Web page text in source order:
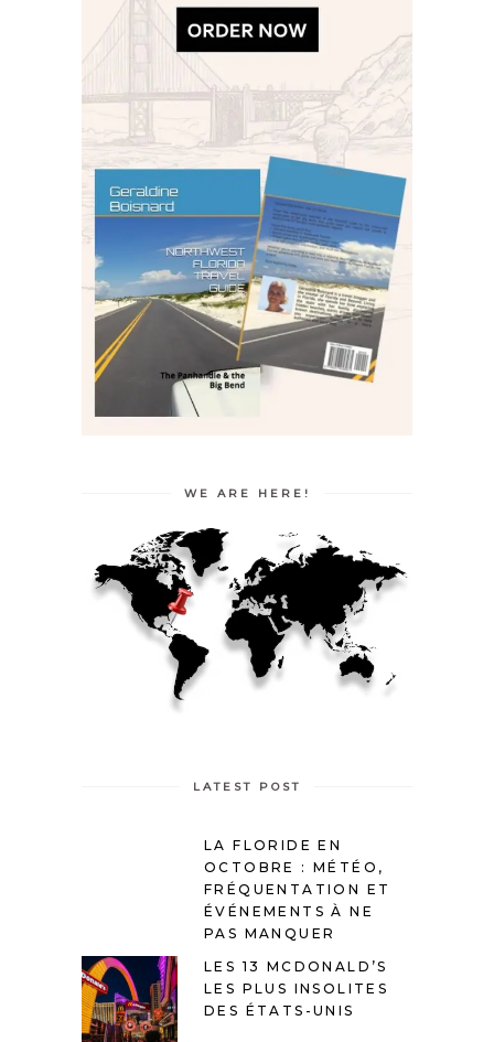
WE ARE HERE!
LATEST POST
LA FLORIDE EN
OCTOBRE : MÉTÉO,
FRÉQUENTATION ET
ÉVÉNEMENTS À NE
PAS MANQUER
LES 13 MCDONALD’S
LES PLUS INSOLITES
DES ÉTATS-UNIS